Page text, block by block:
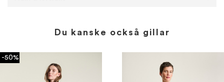
Du kanske också gillar
-50%